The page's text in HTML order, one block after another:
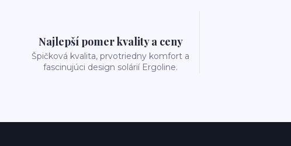
Najlepší pomer kvality a ceny
Špičková kvalita, prvotriedny komfort a
fascinujúci design solárií Ergoline.